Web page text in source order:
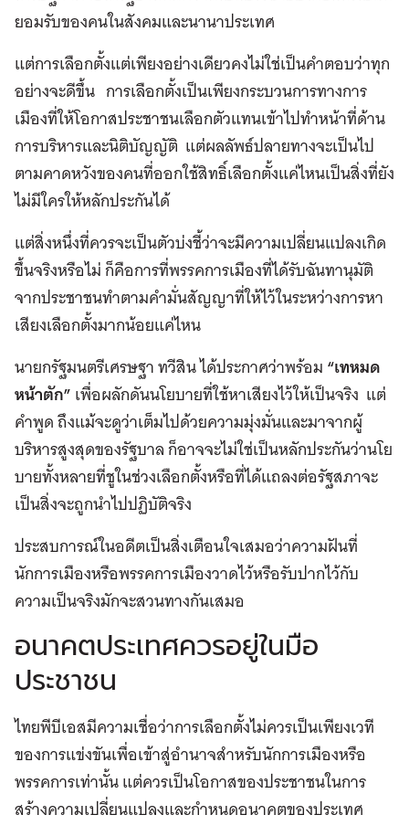
ยอมรับของคนในสังคมและนานาประเทศ
แต่การเลือกตั้งแต่เพียงอย่างเดียวคงไม่ใช่เป็นคำตอบว่าทุก
อย่างจะดีขึ้น การเลือกตั้งเป็นเพียงกระบวนการทางการ
เมืองที่ให้โอกาสประชาชนเลือกตัวแทนเข้าไปทำหน้าที่ด้าน
การบริหารและนิติบัญญัติ แต่ผลลัพธ์ปลายทางจะเป็นไป
ตามคาดหวังของคนที่ออกใช้สิทธิ์เลือกตั้งแค่ไหนเป็นสิ่งที่ยัง
ไม่มีใครให้หลักประกันได้
แต่สิ่งหนึ่งที่ควรจะเป็นตัวบ่งชี้ว่าจะมีความเปลี่ยนแปลงเกิด
ขึ้นจริงหรือไม่ ก็คือการที่พรรคการเมืองที่ได้รับฉันทานุมัติ
จากประชาชนทำตามคำมั่นสัญญาที่ให้ไว้ในระหว่างการหา
เสียงเลือกตั้งมากน้อยแค่ไหน
นายกรัฐมนตรีเศรษฐา ทวีสิน ได้ประกาศว่าพร้อม“เทหมด
หน้าตัก”เพื่อผลักดันนโยบายที่ใช้หาเสียงไว้ให้เป็นจริง แต่
คำพูด ถึงแม้จะดูว่าเต็มไปด้วยความมุ่งมั่นและมาจากผู้
บริหารสูงสุดของรัฐบาล ก็อาจจะไม่ใช่เป็นหลักประกันว่านโย
บายทั้งหลายที่ชูในช่วงเลือกตั้งหรือที่ได้แถลงต่อรัฐสภาจะ
เป็นสิ่งจะถูกนำไปปฏิบัติจริง
ประสบการณ์ในอดีตเป็นสิ่งเตือนใจเสมอว่าความฝันที่
นักการเมืองหรือพรรคการเมืองวาดไว้หรือรับปากไว้กับ
ความเป็นจริงมักจะสวนทางกันเสมอ
อนาคตประเทศควรอยู่ในมือ
ประชาชน
ไทยพีบีเอสมีความเชื่อว่าการเลือกตั้งไม่ควรเป็นเพียงเวที
ของการแข่งขันเพื่อเข้าสู่อำนาจสำหรับนักการเมืองหรือ
พรรคการเท่านั้น แต่ควรเป็นโอกาสของประชาชนในการ
สร้างความเปลี่ยนแปลงและกำหนดอนาคตของประเทศ